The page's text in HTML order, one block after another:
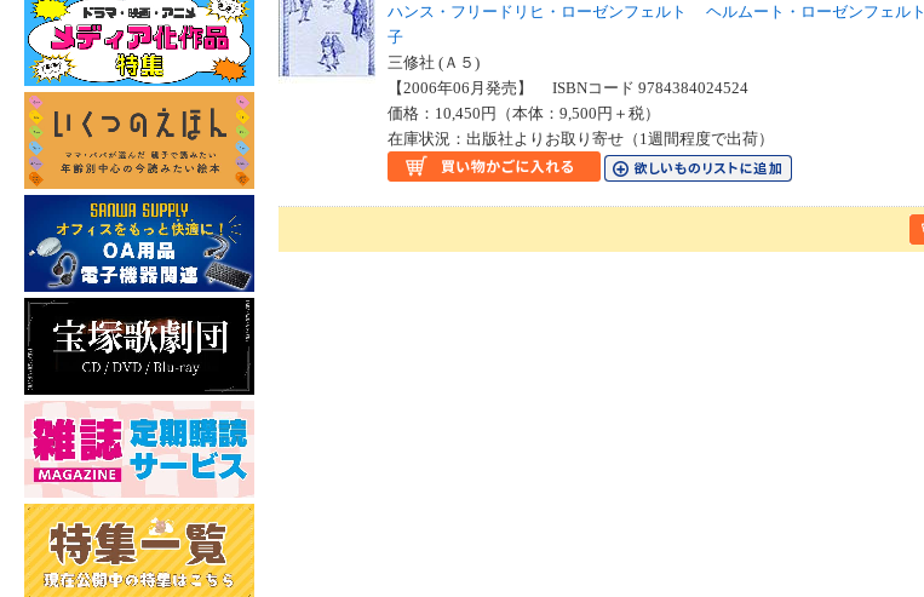
ハンス・フリードリヒ・ローゼンフェルト
ヘルムート・ローゼンフェルト
子
三修社 (Ａ５)
【2006年06月発売】 ISBNコード 9784384024524
価格：10,450円（本体：9,500円＋税）
在庫状況：出版社よりお取り寄せ（1週間程度で出荷）